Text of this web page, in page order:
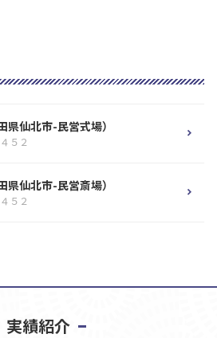
県仙北市-民営式場）
５２
仙北市-民営斎場）
５２
実績紹介